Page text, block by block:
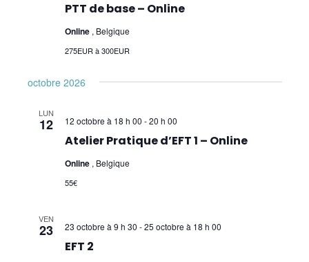
PTT de base – Online
Online , Belgique
275EUR à 300EUR
octobre 2026
LUN
12
Atelier Pratique d’EFT 1 – Online
12 octobre à 18 h 00 -20 h 00
Online , Belgique
55€
VEN
23
EFT 2
23 octobre à 9 h 30 -25 octobre à 18 h 00